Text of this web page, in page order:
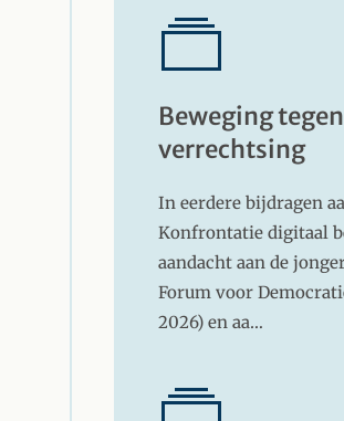
Beweging tegen
verrechtsing
In eerdere bijdragen
Konfrontatie digitaal
aandacht aan de
Forum voor
2026) en aa…